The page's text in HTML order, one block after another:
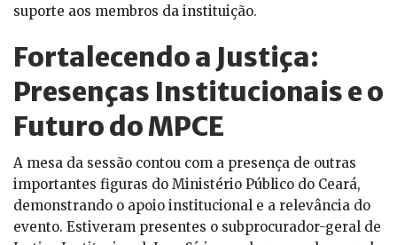
suporte aos membros da instituição.
Fortalecendo a Justiça:
Presenças Institucionais e o
Futuro do MPCE
A mesa da sessão contou com a presença de outras
importantes figuras do Ministério Público do Ceará,
demonstrando o apoio institucional e a relevância do
evento. Estiveram presentes o subprocurador-geral de